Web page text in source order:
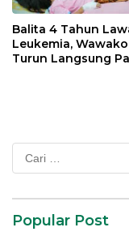
Balita 4 Tahun
Leukemia,
Turun Langsung
Cari
untuk:
Popular Post